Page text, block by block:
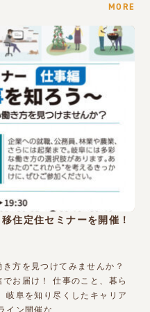
MORE
住定住セミナーを開催！
方を見つけてみませんか？
お届け！ 仕事のこと、暮ら
岐阜を知り尽くしたキャリア